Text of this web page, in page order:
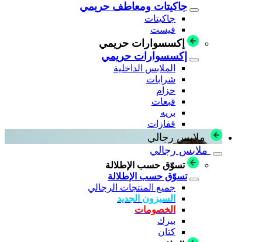
جاكيتات ومعاطف حريمي
جاكيتات
فيست
إكسسوارات حريمي
إكسسوارات حريمي
الملابس الداخلية
شرابات
حزام
قبعات
بريه
قفازات
ملابس رجالي
ملابس رجالي
تسوّق حسب الإطلالة
تسوّق حسب الإطلالة
جميع المنتجات الرجالي
السيزون الجديد
الخصومات
بيزك
كتان